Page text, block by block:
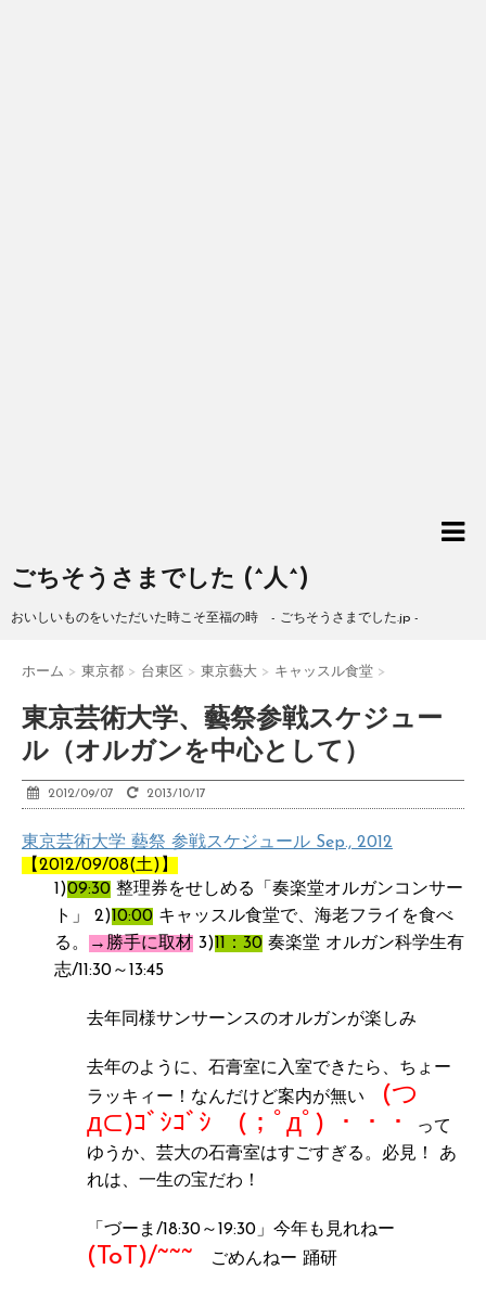
ごちそうさまでした (^人^)
おいしいものをいただいた時こそ至福の時 - ごちそうさまでした.jp -
ホーム > 東京都 > 台東区 > 東京藝大 > キャッスル食堂 >
東京芸術大学、藝祭参戦スケジュー
ル（オルガンを中心として）
2012/09/07 2013/10/17
東京芸術大学 藝祭 参戦スケジュール Sep., 2012
【2012/09/08(土)】
1)09:30 整理券をせしめる「奏楽堂オルガンコンサー
ト」 2)10:00 キャッスル食堂で、海老フライを食べ
る。
→勝手に取材 3)11：30 奏楽堂 オルガン科学生有
志/11:30～13:45
去年同様サンサーンスのオルガンが楽しみ
去年のように、石膏室に入室できたら、ちょー
ラッキィー！なんだけど案内が無い
(つ
д⊂)ｺﾞｼｺﾞｼ (；ﾟдﾟ) ・・・
って
ゆうか、芸大の石膏室はすごすぎる。必見！ あ
れは、一生の宝だわ！
「づーま/18:30～19:30」今年も見れねー
(ToT)/~~~ ごめんねー 踊研